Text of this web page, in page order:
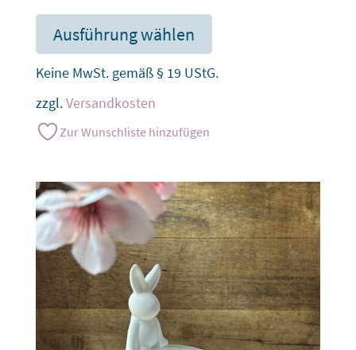
Ausführung wählen
Keine MwSt. gemäß § 19 UStG.
zzgl.Versandkosten
Zur Wunschliste hinzufügen